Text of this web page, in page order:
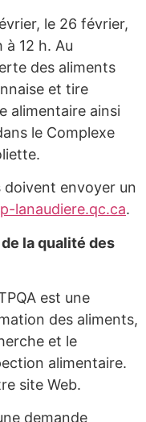
le 26 février,
à 12 h. Au
des aliments
et tire
alimentaire ainsi
le Complexe
doivent envoyer un
lanaudiere.qc.ca.
la qualité des
est une
des aliments,
et le
alimentaire.
site Web.
demande